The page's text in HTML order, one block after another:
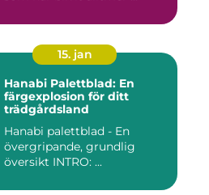
15. jan
Hanabi Palettblad: En
färgexplosion för ditt
trädgårdsland
Hanabi palettblad - En
övergripande, grundlig
översikt INTRO: ...